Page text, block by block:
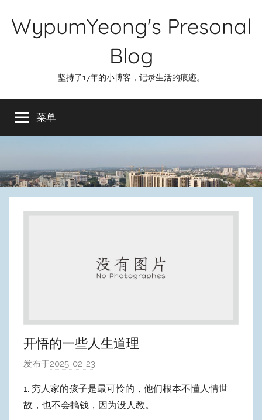
WypumYeong's Presonal
Blog
坚持了17年的小博客，记录生活的痕迹。
菜单
开悟的一些人生道理
发布于2025-02-23
:
W
1. 穷人家的孩子是最可怜的，他们根本不懂人情世
故，也不会搞钱，因为没人教。